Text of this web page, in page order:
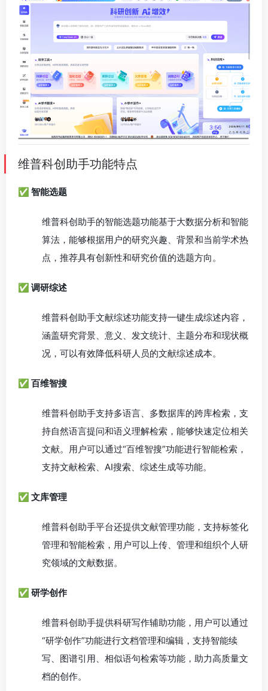
维普科创助手功能特点
✅ 智能选题
维普科创助手的智能选题功能基于大数据分析和智能
算法，能够根据用户的研究兴趣、背景和当前学术热
点，推荐具有创新性和研究价值的选题方向。
✅ 调研综述
维普科创助手文献综述功能支持一键生成综述内容，
涵盖研究背景、意义、发文统计、主题分布和现状概
况，可以有效降低科研人员的文献综述成本。
✅ 百维智搜
维普科创助手支持多语言、多数据库的跨库检索，支
持自然语言提问和语义理解检索，能够快速定位相关
文献。用户可以通过“百维智搜”功能进行智能检索，
支持文献检索、AI搜索、综述生成等功能。
✅ 文库管理
维普科创助手平台还提供文献管理功能，支持标签化
管理和智能检索，用户可以上传、管理和组织个人研
究领域的文献数据。
✅ 研学创作
维普科创助手提供科研写作辅助功能，用户可以通过
“研学创作”功能进行文档管理和编辑，支持智能续
写、图谱引用、相似语句检索等功能，助力高质量文
档的创作。